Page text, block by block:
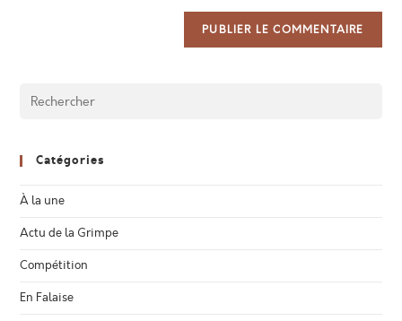
Catégories
À la une
Actu de la Grimpe
Compétition
En Falaise